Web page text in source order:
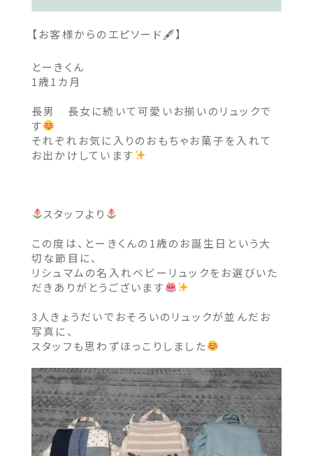
【お客様からのエピソード🖋】
とーきくん
1歳1カ月
長男 長女に続いて可愛いお揃いのリュックで
す
それぞれお気に入りのおもちゃお菓子を入れて
お出かけしています
スタッフより
この度は、とーきくんの1歳のお誕生日という大
切な節目に、
リシュマムの名入れベビーリュックをお選びいた
だきありがとうございます
3人きょうだいでおそろいのリュックが並んだお
写真に、
スタッフも思わずほっこりしました